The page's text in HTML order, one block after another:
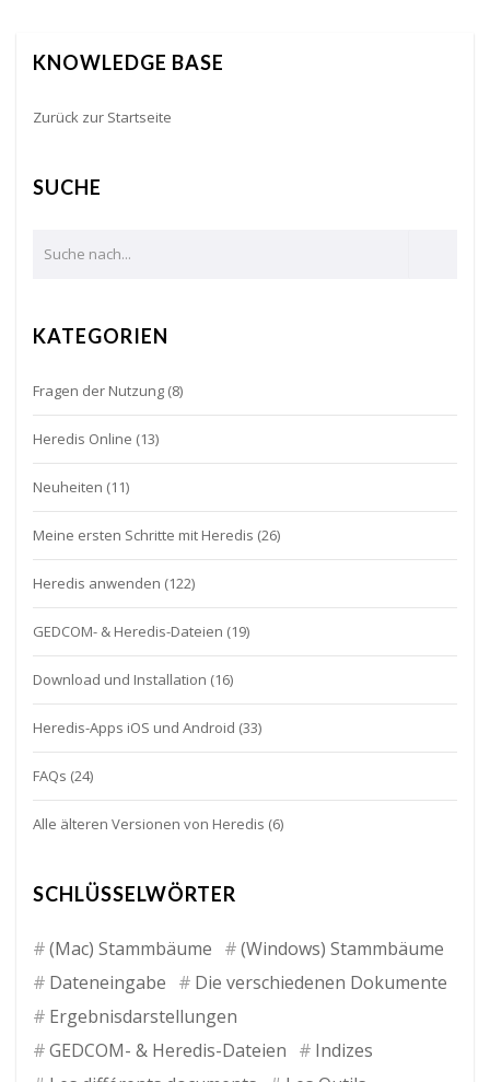
KNOWLEDGE BASE
Zurück zur Startseite
SUCHE
KATEGORIEN
Fragen der Nutzung (8)
Heredis Online (13)
Neuheiten (11)
Meine ersten Schritte mit Heredis (26)
Heredis anwenden (122)
GEDCOM- & Heredis-Dateien (19)
Download und Installation (16)
Heredis-Apps iOS und Android (33)
FAQs (24)
Alle älteren Versionen von Heredis (6)
SCHLÜSSELWÖRTER
(Mac) Stammbäume
(Windows) Stammbäume
Dateneingabe
Die verschiedenen Dokumente
Ergebnisdarstellungen
GEDCOM- & Heredis-Dateien
Indizes